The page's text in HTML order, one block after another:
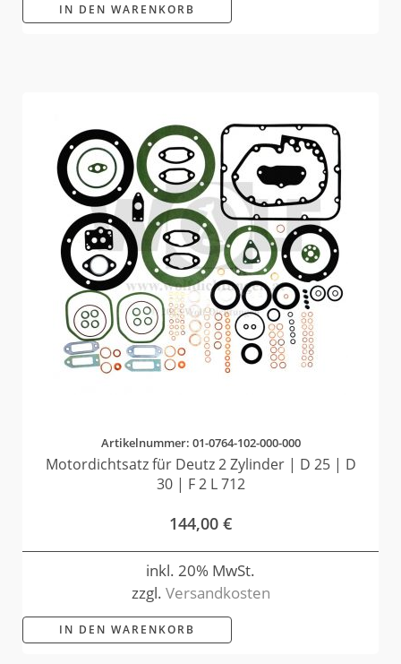
IN DEN WARENKORB
Artikelnummer: 01-0764-102-000-000
Motordichtsatz für Deutz 2 Zylinder | D 25 | D
30 | F 2 L 712
144,00 €
inkl. 20% MwSt.
zzgl. Versandkosten
IN DEN WARENKORB